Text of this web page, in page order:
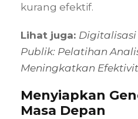
kurang efektif.
Lihat juga:
Publik: Pelatihan
Meningkatkan
Menyiapkan
Masa Depan